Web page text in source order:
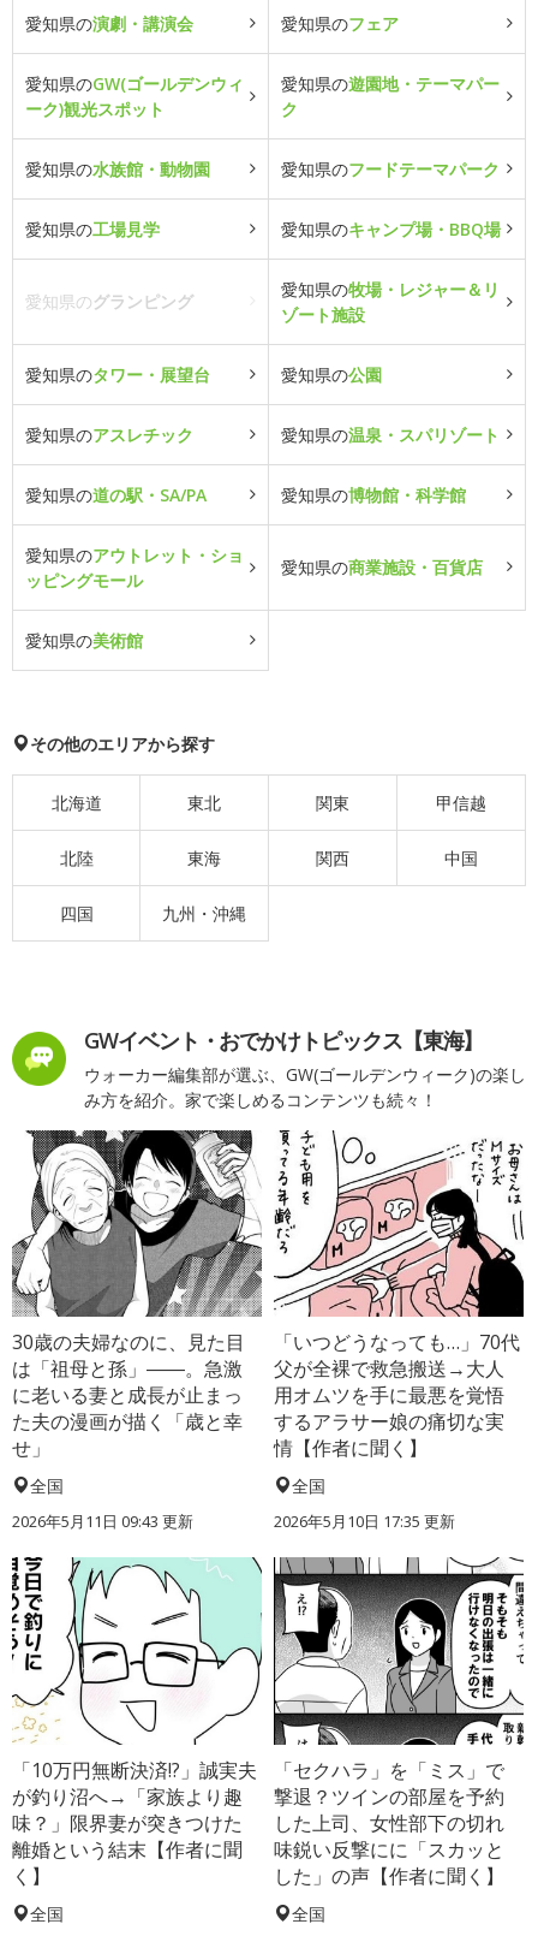
愛知県の演劇・講演会 愛知県のフェア
愛知県のGW(ゴールデンウィ
ーク)観光スポット
愛知県の遊園地・テーマパー
ク
愛知県の水族館・動物園 愛知県のフードテーマパーク
愛知県の工場見学 愛知県のキャンプ場・BBQ場
愛知県のグランピング
愛知県の牧場・レジャー＆リ
ゾート施設
愛知県のタワー・展望台 愛知県の公園
愛知県のアスレチック 愛知県の温泉・スパリゾート
愛知県の道の駅・SA/PA 愛知県の博物館・科学館
愛知県のアウトレット・ショ
ッピングモール
愛知県の商業施設・百貨店
愛知県の美術館
その他のエリアから探す
北海道 東北 関東 甲信越
北陸 東海 関西 中国
四国 九州・沖縄
GWイベント・おでかけトピックス【東海】
ウォーカー編集部が選ぶ、GW(ゴールデンウィーク)の楽し
み方を紹介。家で楽しめるコンテンツも続々！
30歳の夫婦なのに、見た目
は「祖母と孫」――。急激
に老いる妻と成長が止まっ
た夫の漫画が描く「歳と幸
せ」
全国
2026年5月11日 09:43 更新
「いつどうなっても…」70代
父が全裸で救急搬送→大人
用オムツを手に最悪を覚悟
するアラサー娘の痛切な実
情【作者に聞く】
全国
2026年5月10日 17:35 更新
「10万円無断決済!?」誠実夫
が釣り沼へ→「家族より趣
味？」限界妻が突きつけた
離婚という結末【作者に聞
く】
全国
「セクハラ」を「ミス」で
撃退？ツインの部屋を予約
した上司、女性部下の切れ
味鋭い反撃にに「スカッと
した」の声【作者に聞く】
全国